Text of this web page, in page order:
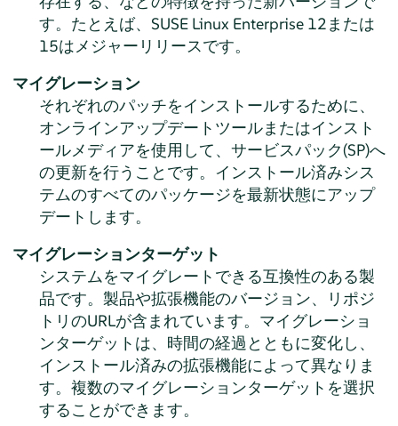
す。たとえば、SUSE Linux Enterprise 12または
15はメジャーリリースです。
マイグレーション
それぞれのパッチをインストールするために、
オンラインアップデートツールまたはインスト
ールメディアを使用して、サービスパック(SP)へ
の更新を行うことです。インストール済みシス
テムのすべてのパッケージを最新状態にアップ
デートします。
マイグレーションターゲット
システムをマイグレートできる互換性のある製
品です。製品や拡張機能のバージョン、リポジ
トリのURLが含まれています。マイグレーショ
ンターゲットは、時間の経過とともに変化し、
インストール済みの拡張機能によって異なりま
す。複数のマイグレーションターゲットを選択
することができます。